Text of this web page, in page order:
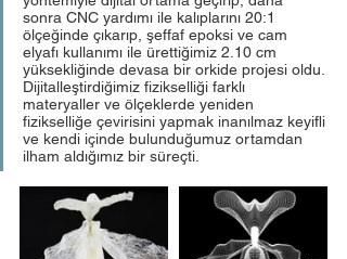
sonra CNC yardımı ile kalıplarını 20:1
ölçeğinde çıkarıp, şeffaf epoksi ve cam
elyafı kullanımı ile ürettiğimiz 2.10 cm
yüksekliğinde devasa bir orkide projesi oldu.
Dijitalleştirdiğimiz fizikselliği farklı
materyaller ve ölçeklerde yeniden
fizikselliğe çevirisini yapmak inanılmaz keyifli
ve kendi içinde bulunduğumuz ortamdan
ilham aldığımız bir süreçti.